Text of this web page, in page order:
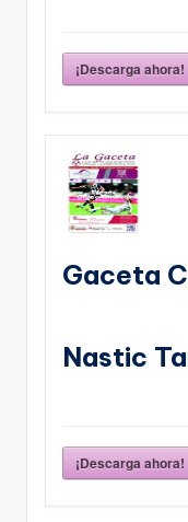
¡Descarga ahora!
Gaceta
Nastic
¡Descarga ahora!